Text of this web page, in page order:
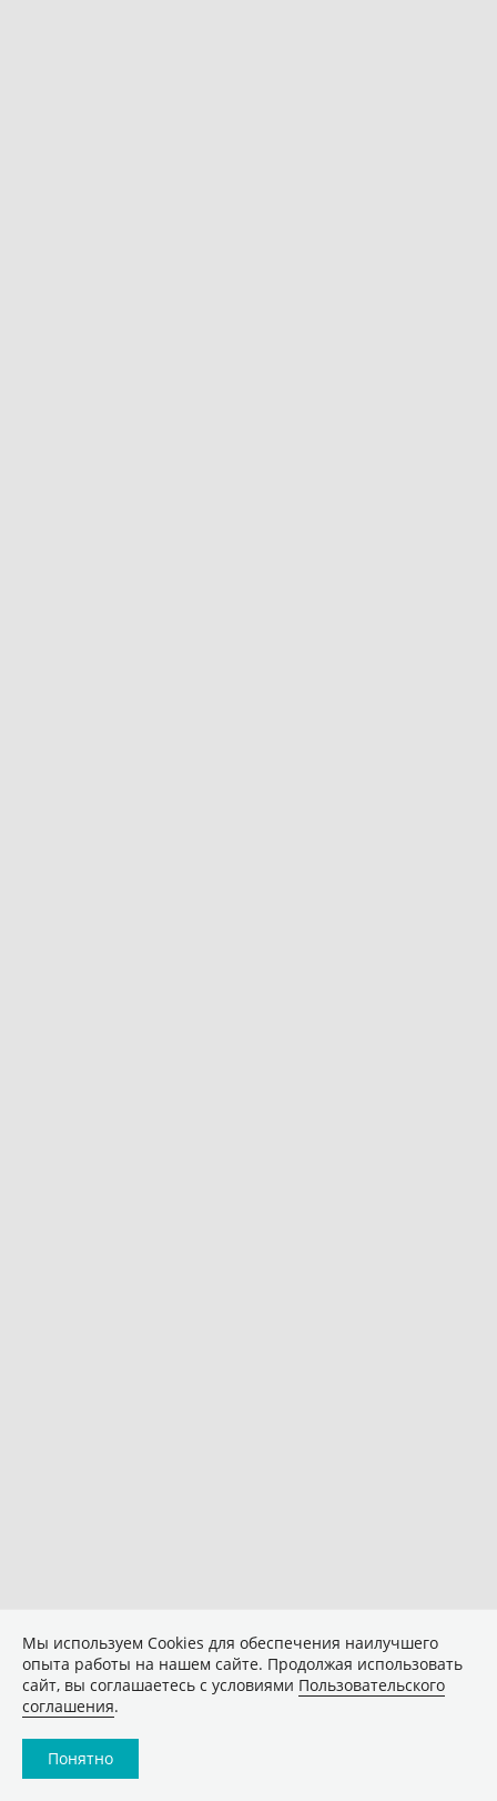
Мы используем Сookies для обеспечения наилучшего
опыта работы на нашем сайте. Продолжая использовать
сайт, вы соглашаетесь с условиями Пользовательского
соглашения.
Понятно